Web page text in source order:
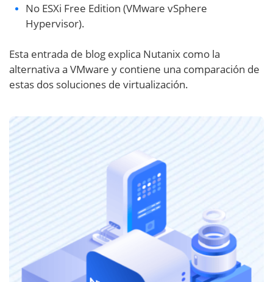
No ESXi Free Edition (VMware vSphere
Hypervisor).
Esta entrada de blog explica Nutanix como la
alternativa a VMware y contiene una comparación de
estas dos soluciones de virtualización.